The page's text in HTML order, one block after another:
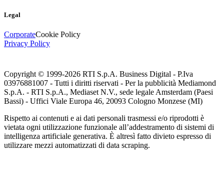
Legal
CorporateCookie Policy
Privacy Policy
Copyright © 1999-2026 RTI S.p.A. Business Digital - P.Iva
03976881007 - Tutti i diritti riservati - Per la pubblicità Mediamond
S.p.A. - RTI S.p.A., Mediaset N.V., sede legale Amsterdam (Paesi
Bassi) - Uffici Viale Europa 46, 20093 Cologno Monzese (MI)
Rispetto ai contenuti e ai dati personali trasmessi e/o riprodotti è
vietata ogni utilizzazione funzionale all’addestramento di sistemi di
intelligenza artificiale generativa. È altresì fatto divieto espresso di
utilizzare mezzi automatizzati di data scraping.